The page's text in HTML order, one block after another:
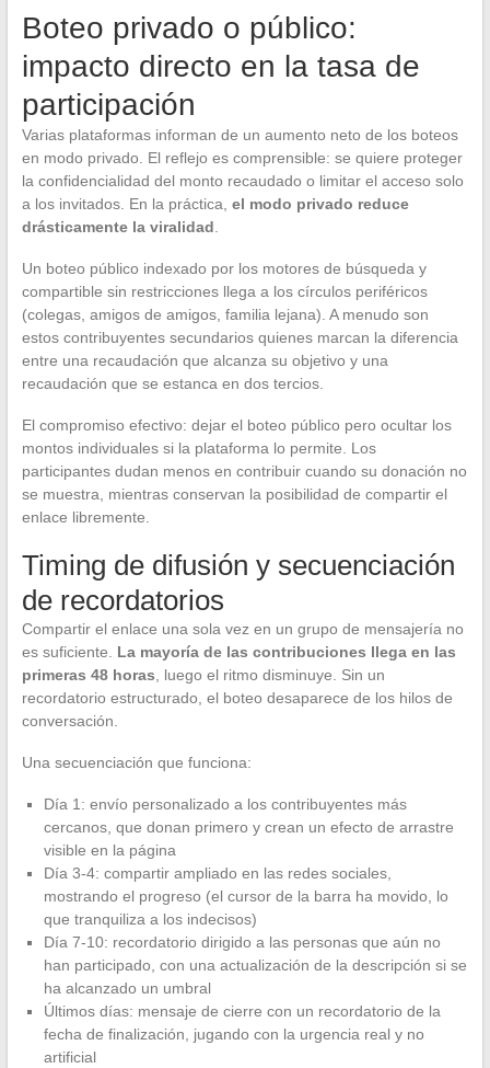
Boteo privado o público:
impacto directo en la tasa de
participación
Varias plataformas informan de un aumento neto de los boteos
en modo privado. El reflejo es comprensible: se quiere proteger
la confidencialidad del monto recaudado o limitar el acceso solo
a los invitados. En la práctica, el modo privado reduce
drásticamente la viralidad.
Un boteo público indexado por los motores de búsqueda y
compartible sin restricciones llega a los círculos periféricos
(colegas, amigos de amigos, familia lejana). A menudo son
estos contribuyentes secundarios quienes marcan la diferencia
entre una recaudación que alcanza su objetivo y una
recaudación que se estanca en dos tercios.
El compromiso efectivo: dejar el boteo público pero ocultar los
montos individuales si la plataforma lo permite. Los
participantes dudan menos en contribuir cuando su donación no
se muestra, mientras conservan la posibilidad de compartir el
enlace libremente.
Timing de difusión y secuenciación
de recordatorios
Compartir el enlace una sola vez en un grupo de mensajería no
es suficiente. La mayoría de las contribuciones llega en las
primeras 48 horas, luego el ritmo disminuye. Sin un
recordatorio estructurado, el boteo desaparece de los hilos de
conversación.
Una secuenciación que funciona:
Día 1: envío personalizado a los contribuyentes más
cercanos, que donan primero y crean un efecto de arrastre
visible en la página
Día 3-4: compartir ampliado en las redes sociales,
mostrando el progreso (el cursor de la barra ha movido, lo
que tranquiliza a los indecisos)
Día 7-10: recordatorio dirigido a las personas que aún no
han participado, con una actualización de la descripción si se
ha alcanzado un umbral
Últimos días: mensaje de cierre con un recordatorio de la
fecha de finalización, jugando con la urgencia real y no
artificial